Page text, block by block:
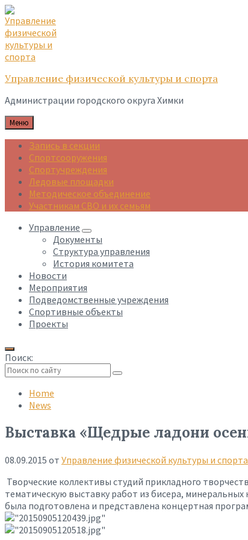
Skip
to
content
Skip
to
main
navigation
Skip
to
footer
Управление физической культуры и спорта
Администрации городского округа Химки
Меню
Запись в секции
Спортсооружения
Спортучреждения
Ледовые площадки
Методическое объединение
Участникам СВО и их семьям
Управление
Документы
Структура управления
История комитета
Новости
Мероприятия
Подведомственные учреждения
Спортивные объекты
Проекты
Поиск:
search
Home
News
Выставка «Щедрые ладони
08.09.2015 от Управление физической культуры и спорта
Творческие коллективы студий прикладного
тематическую выставку работ из бисера, минеральных
была подготовлена и представлена концертная